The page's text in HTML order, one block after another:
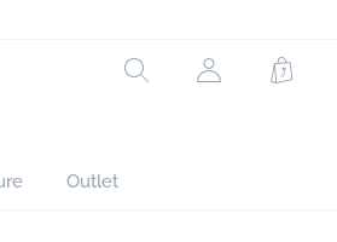
Rechercher
Mon
Outlet